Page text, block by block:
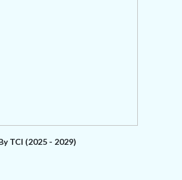
TCI (2025 - 2029)